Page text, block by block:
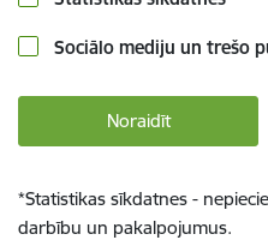
Sociālo mediju un trešo
Noraidīt
*Statistikas sīkdatnes -
darbību un pakalpojumus.